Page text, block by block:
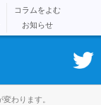
コラムをよむ
お知らせ
わります。